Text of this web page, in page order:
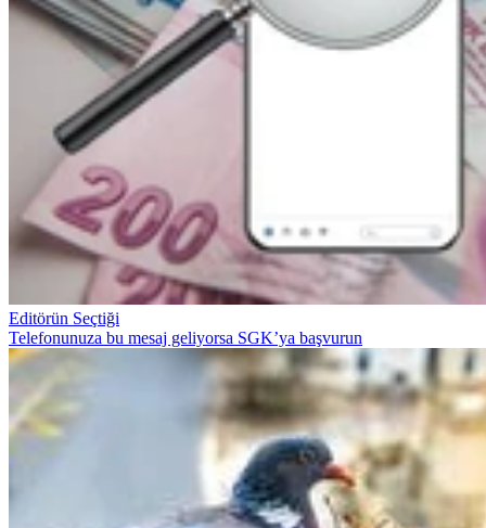
Editörün Seçtiği
Telefonunuza bu mesaj geliyorsa SGK’ya başvurun